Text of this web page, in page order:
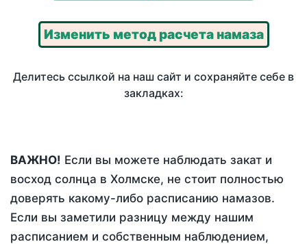
Изменить метод расчета намаза
Делитесь ссылкой на наш сайт и сохраняйте себе в
закладках:
ВАЖНО! Если вы можете наблюдать закат и
восход солнца в Холмске, не стоит полностью
доверять какому-либо расписанию намазов.
Если вы заметили разницу между нашим
расписанием и собственным наблюдением,